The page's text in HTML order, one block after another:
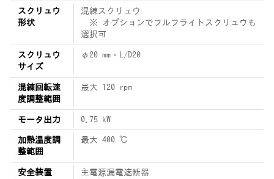
スクリュウ
形状
混練スクリュウ
※ オプションでフルフライトスクリュウも
選択可
スクリュウ
サイズ
φ20 mm・L/D20
混練回転速
度調整範囲
最大 120 rpm
モータ出力 0.75 kW
加熱温度調
整範囲
最大 400 ℃
安全装置
主電源漏電遮断器